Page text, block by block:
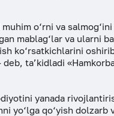
o‘rni va
mablag‘lar va ularni
ko‘rsatkichlarini
ta’kidladi
yanada
yo‘lga qo‘yish dolzarb